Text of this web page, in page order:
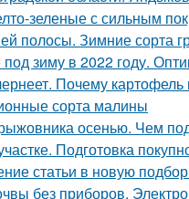
зеленые с сильным
полосы. Зимние сорта
зиму в 2022 году.
Почему картофель
сорта малины
осенью. Чем
Подготовка
статьи в новую
без приборов.